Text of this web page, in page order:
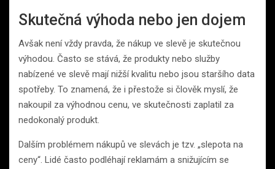
Skutečná výhoda nebo jen dojem
Avšak není vždy pravda, že nákup ve slevě je skutečnou
výhodou. Často se stává, že produkty nebo služby
nabízené ve slevě mají nižší kvalitu nebo jsou staršího data
spotřeby. To znamená, že i přestože si člověk myslí, že
nakoupil za výhodnou cenu, ve skutečnosti zaplatil za
nedokonalý produkt.
Dalším problémem nákupů ve slevách je tzv. „slepota na
ceny“. Lidé často podléhají reklamám a snižujícím se